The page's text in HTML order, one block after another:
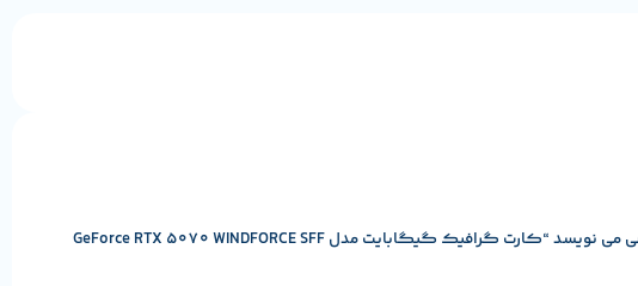
اولین کسی باشید که دیدگاهی می نویسد “کارت گرافیک گیگابایت مدل GeForce RTX 5070 WINDFORCE SFF